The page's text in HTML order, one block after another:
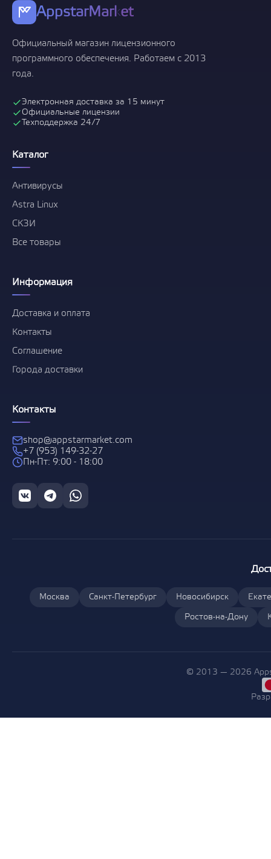
AppstarMarket
Официальный магазин лицензионного
программного обеспечения. Работаем с 2013
года.
Электронная доставка за 15 минут
Официальные лицензии
Техподдержка 24/7
Каталог
Антивирусы
Astra Linux
СКЗИ
Все товары
Информация
Доставка и оплата
Контакты
Соглашение
Города доставки
Контакты
shop@appstarmarket.com
+7 (953) 149-32-27
Пн-Пт: 9:00 - 18:00
Москва Санкт-Петербург Новосибирск
Ростов-на-Дону
© 2013 — 2026